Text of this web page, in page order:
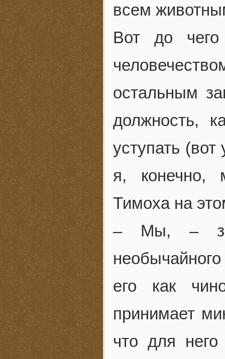
всем
Вот до чего
остальным
должность,
уступать
я, конечно,
Тимоха на
– Мы, –
его как
принимает
что для